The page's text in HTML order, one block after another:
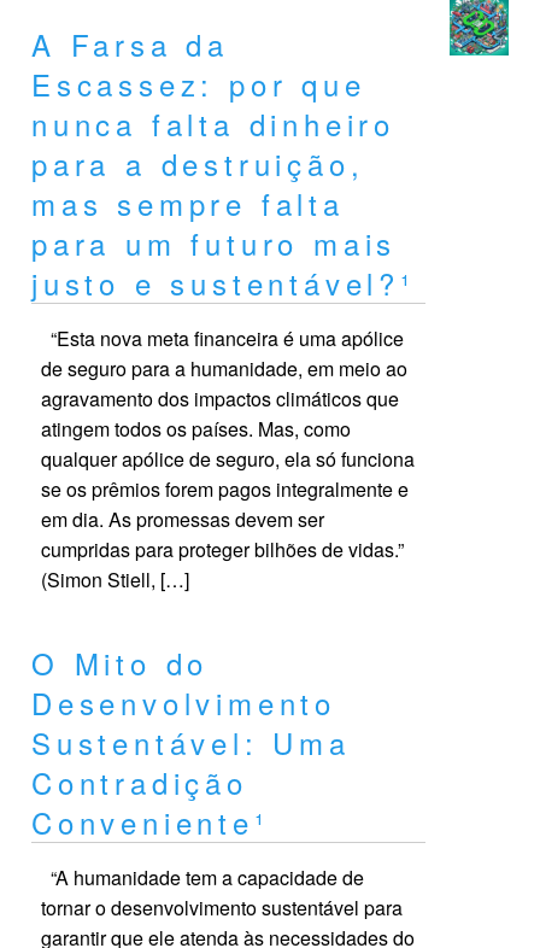
A Farsa da
Escassez: por que
nunca falta dinheiro
para a destruição,
mas sempre falta
para um futuro mais
justo e sustentável?¹
“Esta nova meta financeira é uma apólice
de seguro para a humanidade, em meio ao
agravamento dos impactos climáticos que
atingem todos os países. Mas, como
qualquer apólice de seguro, ela só funciona
se os prêmios forem pagos integralmente e
em dia. As promessas devem ser
cumpridas para proteger bilhões de vidas.”
(Simon Stiell, […]
O Mito do
Desenvolvimento
Sustentável: Uma
Contradição
Conveniente¹
“A humanidade tem a capacidade de
tornar o desenvolvimento sustentável para
garantir que ele atenda às necessidades do